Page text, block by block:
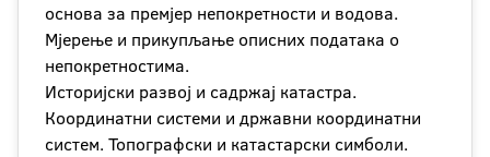
основа за премјер непокретности и водова.
Мјерење и прикупљање описних података о
непокретностима.
Историјски развој и садржај катастра.
Координатни системи и државни координатни
систем. Топографски и катастарски симболи.